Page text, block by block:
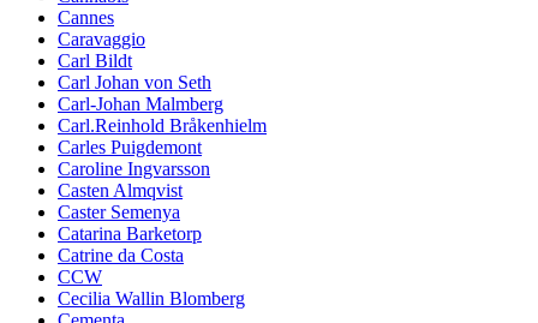
Cannes
Caravaggio
Carl Bildt
Carl Johan von Seth
Carl-Johan Malmberg
Carl.Reinhold Bråkenhielm
Carles Puigdemont
Caroline Ingvarsson
Casten Almqvist
Caster Semenya
Catarina Barketorp
Catrine da Costa
CCW
Cecilia Wallin Blomberg